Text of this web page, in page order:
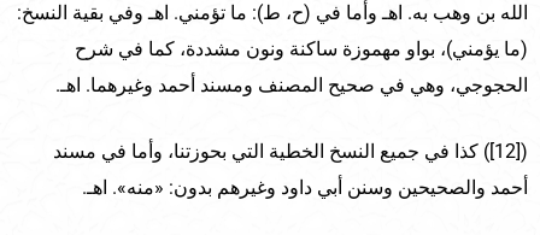
الله بن وهب به. اهـ وأما في (ح، ط): ما تؤمني. اهـ وفي بقية النسخ:
(ما يؤمني)، بواو مهموزة ساكنة ونون مشددة، كما في شرح
الحجوجي، وهي في صحيح المصنف ومسند أحمد وغيرهما. اهـ.
([12]) كذا في جميع النسخ الخطية التي بحوزتنا، وأما في مسند
أحمد والصحيحين وسنن أبي داود وغيرهم بدون: «منه». اهـ.